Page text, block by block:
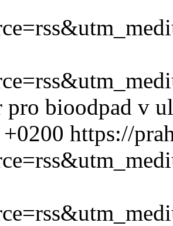
pro bioodpad v
https://